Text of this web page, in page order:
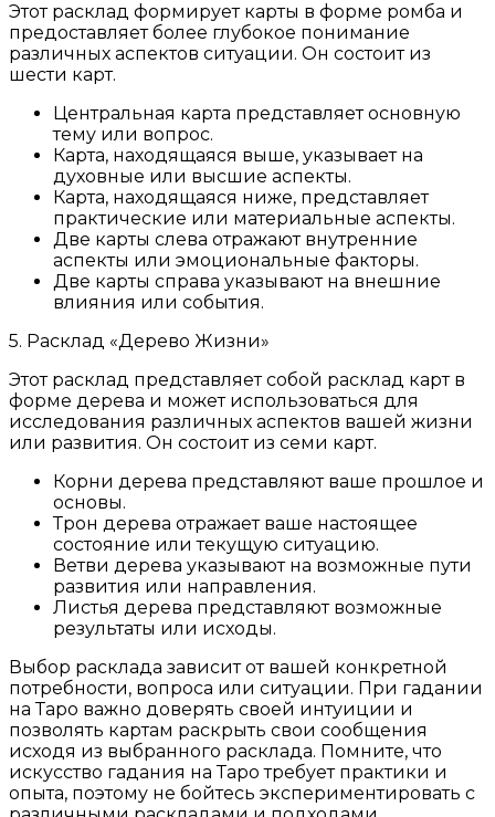
Этот расклад формирует карты в форме ромба и
предоставляет более глубокое понимание
различных аспектов ситуации. Он состоит из
шести карт.
Центральная карта представляет основную
тему или вопрос.
Карта, находящаяся выше, указывает на
духовные или высшие аспекты.
Карта, находящаяся ниже, представляет
практические или материальные аспекты.
Две карты слева отражают внутренние
аспекты или эмоциональные факторы.
Две карты справа указывают на внешние
влияния или события.
5. Расклад «Дерево Жизни»
Этот расклад представляет собой расклад карт в
форме дерева и может использоваться для
исследования различных аспектов вашей жизни
или развития. Он состоит из семи карт.
Корни дерева представляют ваше прошлое и
основы.
Трон дерева отражает ваше настоящее
состояние или текущую ситуацию.
Ветви дерева указывают на возможные пути
развития или направления.
Листья дерева представляют возможные
результаты или исходы.
Выбор расклада зависит от вашей конкретной
потребности, вопроса или ситуации. При гадании
на Таро важно доверять своей интуиции и
позволять картам раскрыть свои сообщения
исходя из выбранного расклада. Помните, что
искусство гадания на Таро требует практики и
опыта, поэтому не бойтесь экспериментировать с